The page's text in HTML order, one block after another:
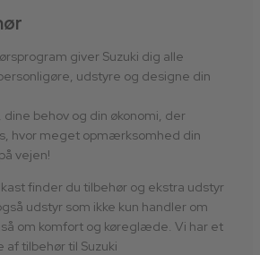
giver Suzuki dig alle
udstyre og designe din
dine behov og din økonomi, der
hvor meget opmærksomhed din
vejen!
finder du tilbehør og ekstra udstyr
udstyr som ikke kun handler om
om komfort og køreglæde. Vi har et
tilbehør til Suzuki